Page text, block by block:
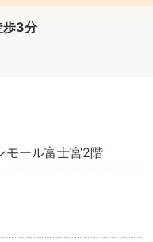
歩3分
ール富士宮2階